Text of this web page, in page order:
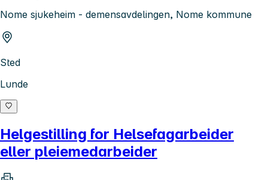
Nome sjukeheim - demensavdelingen, Nome kommune
Sted
Lunde
Helgestilling for Helsefagarbeider
eller pleiemedarbeider